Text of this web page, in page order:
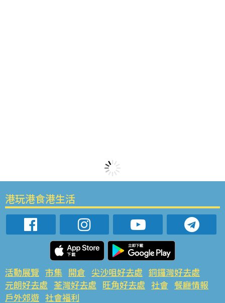
港玩港食港生活
活動展覽 市集 開倉 尖沙咀好去處 銅鑼灣好去處
元朗好去處 荃灣好去處 旺角好去處 社會 餐廳情報
戶外郊遊 社會福利